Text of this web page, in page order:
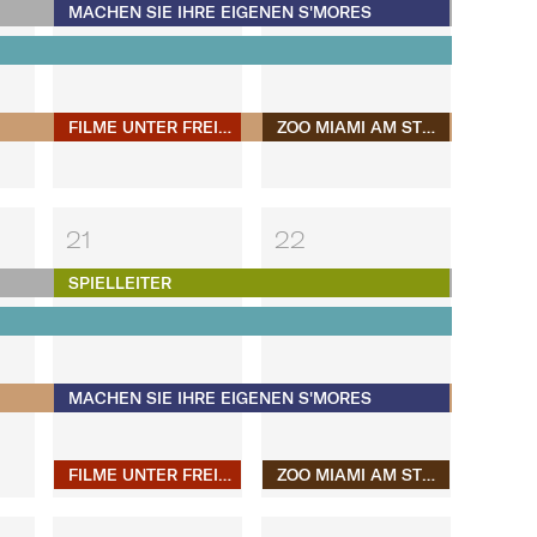
MACHEN SIE IHRE EIGENEN S'MORES​​​​​​​
FILME UNTER FREIEM HIMMEL ZOO MIAMI AM STRAND
21
SPIELLEITER
MACHEN SIE IHRE EIGENEN S'MORES​​​​​​​
FILME UNTER FREIEM HIMMEL
22
ZOO MIAMI AM STRAND